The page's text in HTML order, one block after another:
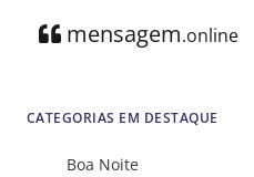
mensagem.online
CATEGORIAS EM DESTAQUE
Boa Noite